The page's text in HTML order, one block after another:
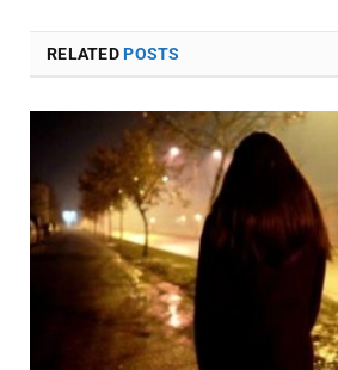
RELATEDPOSTS